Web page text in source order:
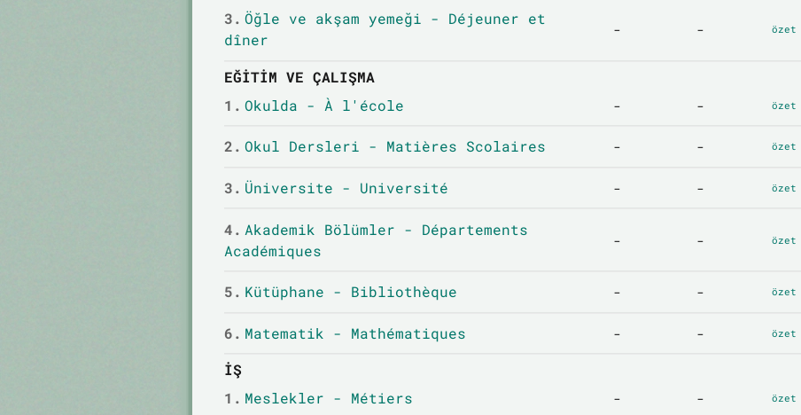
3. Öğle ve akşam yemeği - Déjeuner et
dîner
- - özet
EĞITIM VE ÇALIŞMA
1. Okulda - À l'école - - özet
2. Okul Dersleri - Matières Scolaires - - özet
3. Üniversite - Université - - özet
4. Akademik Bölümler - Départements
Académiques
- - özet
5. Kütüphane - Bibliothèque - - özet
6. Matematik - Mathématiques - - özet
İŞ
1. Meslekler - Métiers - - özet